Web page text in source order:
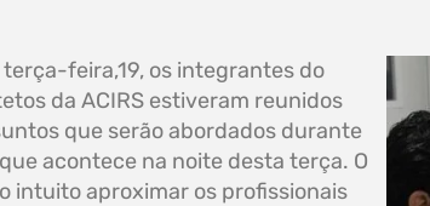
feira,19, os integrantes do
da ACIRS estiveram reunidos
que serão abordados durante
acontece na noite desta terça. O
intuito aproximar os profissionais